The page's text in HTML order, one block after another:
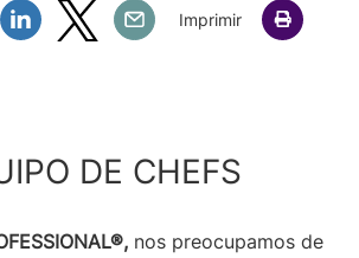
Facebook
Compartir Linkedin
Compartir Twitter
Compartir Email
Imprimir
DE CHEFS
nos preocupamos de